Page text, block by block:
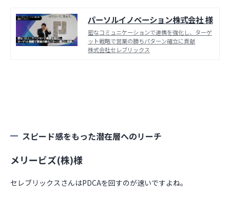
パーソルイノベーション株式会社 様
密なコミュニケーションで連携を強化し、ターゲ
ット戦略で営業の勝ちパターン確立に貢献
株式会社セレブリックス
スピード感をもった潜在層へのリーチ
メリービズ(株)様
セレブリックスさんはPDCAを回すのが速いですよね。